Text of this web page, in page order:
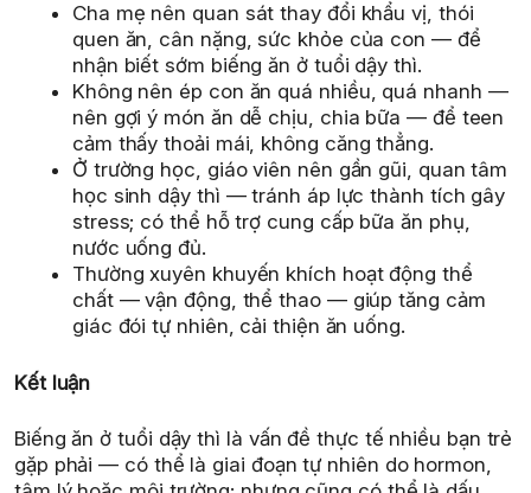
Cha mẹ nên quan sát thay đổi khẩu vị, thói
quen ăn, cân nặng, sức khỏe của con — để
nhận biết sớm biếng ăn ở tuổi dậy thì.
Không nên ép con ăn quá nhiều, quá nhanh —
nên gợi ý món ăn dễ chịu, chia bữa — để teen
cảm thấy thoải mái, không căng thẳng.
Ở trường học, giáo viên nên gần gũi, quan tâm
học sinh dậy thì — tránh áp lực thành tích gây
stress; có thể hỗ trợ cung cấp bữa ăn phụ,
nước uống đủ.
Thường xuyên khuyến khích hoạt động thể
chất — vận động, thể thao — giúp tăng cảm
giác đói tự nhiên, cải thiện ăn uống.
Kết luận
Biếng ăn ở tuổi dậy thì là vấn đề thực tế nhiều bạn trẻ
gặp phải — có thể là giai đoạn tự nhiên do hormon,